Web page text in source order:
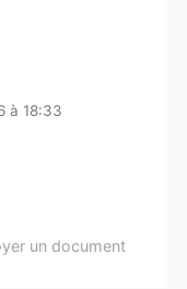
à 18:33
un document